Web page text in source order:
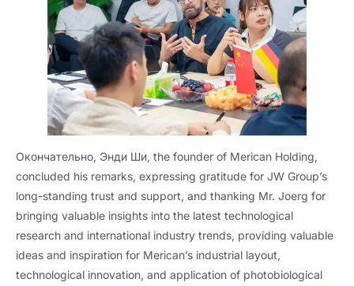
Окончательно, Энди Ши, the founder of Merican Holding,
concluded his remarks, expressing gratitude for JW Group’s
long-standing trust and support, and thanking Mr. Joerg for
bringing valuable insights into the latest technological
research and international industry trends, providing valuable
ideas and inspiration for Merican’s industrial layout,
technological innovation, and application of photobiological